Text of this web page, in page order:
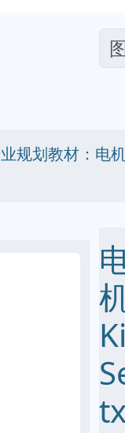
规划教材：电